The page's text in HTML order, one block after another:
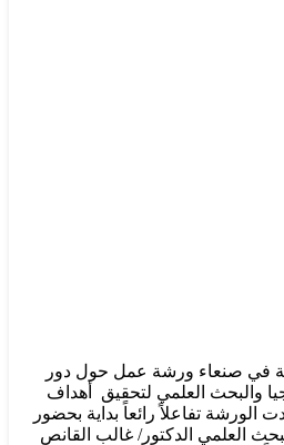
في صنعاء ورشة عمل حول دور
والبحث العلمي لتحقيق أهداف
المستدامة 2030 وشهدت الورشة تفاعلاً رائعاً بداية بحضور
العلمي الدكتور/ غالب القانص